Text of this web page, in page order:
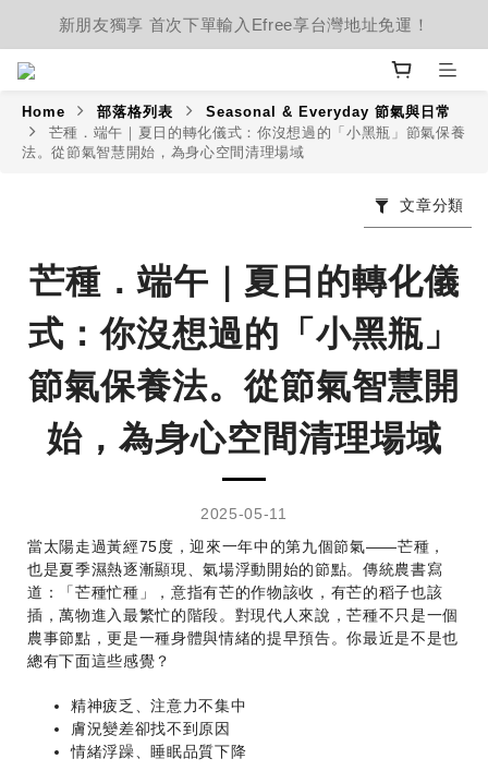
新朋友獨享 首次下單輸入Efree享台灣地址免運！
Home 部落格列表
Seasonal & Everyday 節氣與日常
芒種．端午｜夏日的轉化儀式：你沒想過的「小黑瓶」節氣保養
法。從節氣智慧開始，為身心空間清理場域
文章分類
芒種．端午｜夏日的轉化儀
式：你沒想過的「小黑瓶」
節氣保養法。從節氣智慧開
始，為身心空間清理場域
2025-05-11
當太陽走過黃經75度，迎來一年中的第九個節氣——芒種，
也是夏季濕熱逐漸顯現、氣場浮動開始的節點。傳統農書寫
道：「芒種忙種」，意指有芒的作物該收，有芒的稻子也該
插，萬物進入最繁忙的階段。對現代人來說，芒種不只是一個
農事節點，更是一種身體與情緒的提早預告。你最近是不是也
總有下面這些感覺？
精神疲乏、注意力不集中
膚況變差卻找不到原因
情緒浮躁、睡眠品質下降